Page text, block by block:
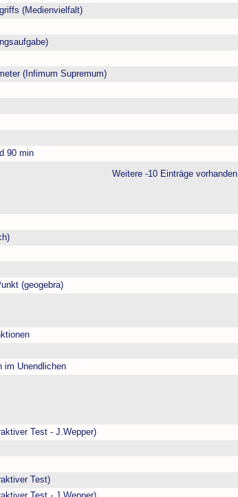
(Medienvielfalt)
(Infimum Supremum)
90 min
Weitere -10 Einträge vorhanden
(geogebra)
im Unendlichen
Test - J.Wepper)
Test)